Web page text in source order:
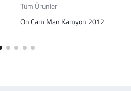
Tüm Ürünler
On Cam Man Kamyon 2012